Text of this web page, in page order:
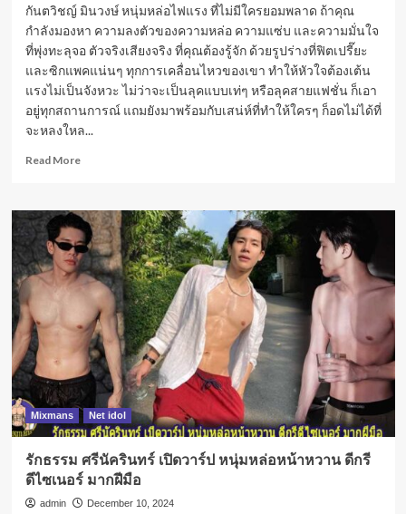
กันตวิชญ์ มินวงษ์ หนุ่มหล่อไฟแรง ที่ไม่มีใครยอมพลาด ถ้าคุณ
กำลังมองหา ความลงตัวของความหล่อ ความแซ่บ และความมั่นใจ
ที่พุ่งทะลุจอ ตัวจริงเสียงจริง ที่คุณต้องรู้จัก ด้วยรูปร่างที่ฟิตเปรี๊ยะ
และซิกแพคแน่นๆ ทุกการเคลื่อนไหวของเขา ทำให้หัวใจต้องเต้น
แรงไม่เป็นจังหวะ ไม่ว่าจะเป็นลุคแบบเท่ๆ หรือลุคสายแฟชั่น ก็เอา
อยู่ทุกสถานการณ์ แถมยังมาพร้อมกับเสน่ห์ที่ทำให้ใครๆ ก็อดไม่ได้ที่
จะหลงใหล...
Read MoreRead
Mixmans Net idol
รักธรรม ศรีนัครินทร์ เปิดวาร์ป หนุ่มหล่อหน้าหวาน ดีกรี
ดีไซเนอร์ มากฝีมือ
admin December 10, 2024